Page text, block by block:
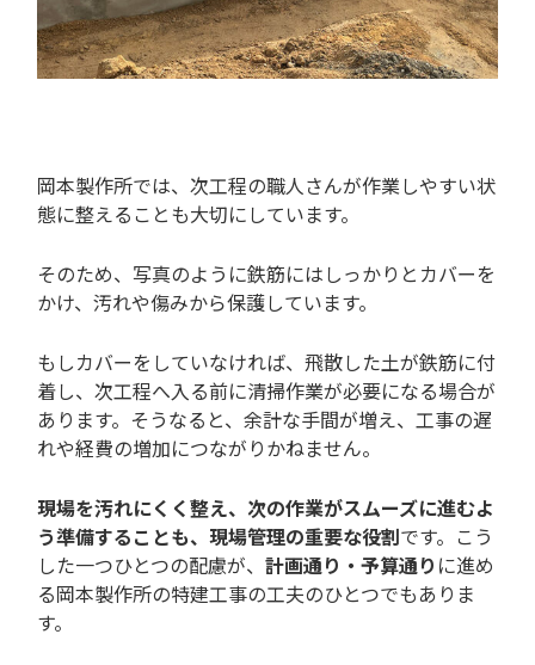
岡本製作所では、次工程の職人さんが作業しやすい状
態に整えることも大切にしています。
そのため、写真のように鉄筋にはしっかりとカバーを
かけ、汚れや傷みから保護しています。
もしカバーをしていなければ、飛散した土が鉄筋に付
着し、次工程へ入る前に清掃作業が必要になる場合が
あります。そうなると、余計な手間が増え、工事の遅
れや経費の増加につながりかねません。
現場を汚れにくく整え、次の作業がスムーズに進むよ
う準備することも、現場管理の重要な役割です。こう
した一つひとつの配慮が、 計画通り・予算通り に進め
る岡本製作所の特建工事の工夫のひとつでもありま
す。